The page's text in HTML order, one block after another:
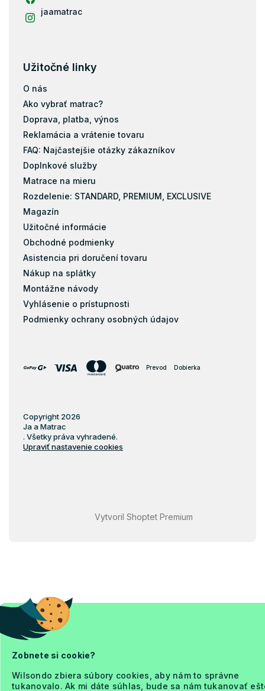
Zobnete si cookie?
Wilsondo zbiera súbory cookies, aby nám to správne
tukanovalo. Ak mi dáte súhlas, bude sa nám tukanovať
Matrace 200x180
Matrace 200x200
Matrace 120x184
Latex
Pohánkové matrace
pohankove-matrace
Pružiny
Latexové matrace 70x120
Latexové matrace 70x160
jaamatrac
Užitočné linky
O nás
Ako vybrať matrac?
Doprava, platba, výnos
Reklamácia a vrátenie tovaru
FAQ: Najčastejšie otázky zákazníkov
Doplnkové služby
Matrace na mieru
Rozdelenie: STANDARD, PREMIUM, EXCLUSIVE
Magazín
Užitočné informácie
Obchodné podmienky
Asistencia pri doručení tovaru
Nákup na splátky
Montážne návody
Vyhlásenie o prístupnosti
Podmienky ochrany osobných údajov
Prevod Dobierka
Vytvoril Shoptet Premium
Copyright 2026
Ja a Matrac
. Všetky práva vyhradené.
Upraviť nastavenie cookies